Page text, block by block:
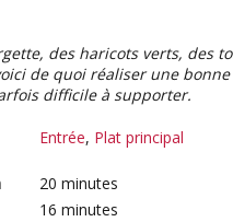
des haricots verts, des
de quoi réaliser une
difficile à supporter.
Entrée, Plat principal
20 minutes
16 minutes